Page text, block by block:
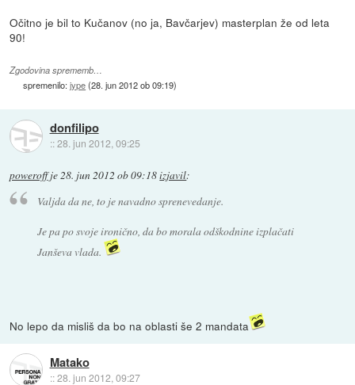
Očitno je bil to Kučanov (no ja, Bavčarjev) masterplan že od leta
90!
Zgodovina sprememb…
spremenilo:jype(28. jun 2012 ob 09:19)
donfilipo
::28. jun 2012, 09:25
poweroffje28. jun 2012 ob 09:18izjavil:
Valjda da ne, to je navadno sprenevedanje.
Je pa po svoje ironično, da bo morala odškodnine izplačati
Janševa vlada.
No lepo da misliš da bo na oblasti še 2 mandata
Matako
::28. jun 2012, 09:27